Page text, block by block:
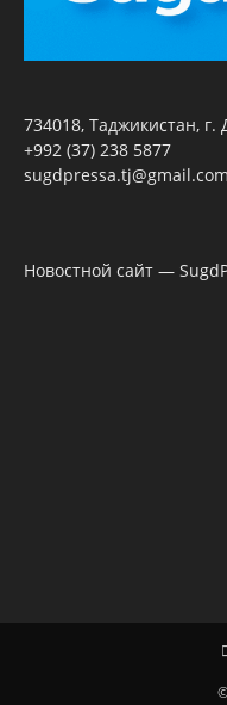
734018, Таджикистан,
+992 (37) 238 5877
sugdpressa.tj@gmail.com
Новостной сайт —